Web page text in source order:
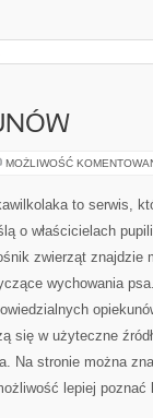
MOŻLIWOŚĆ
to serwis,
o właścicielach
zwierząt znajdzie
wychowania
się w użyteczne
Na stronie można
lepiej poznać